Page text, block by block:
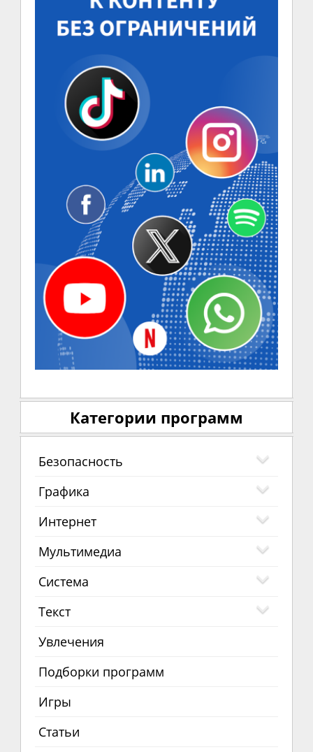
Категории программ
Безопасность
Графика
Интернет
Мультимедиа
Система
Текст
Увлечения
Подборки программ
Игры
Статьи